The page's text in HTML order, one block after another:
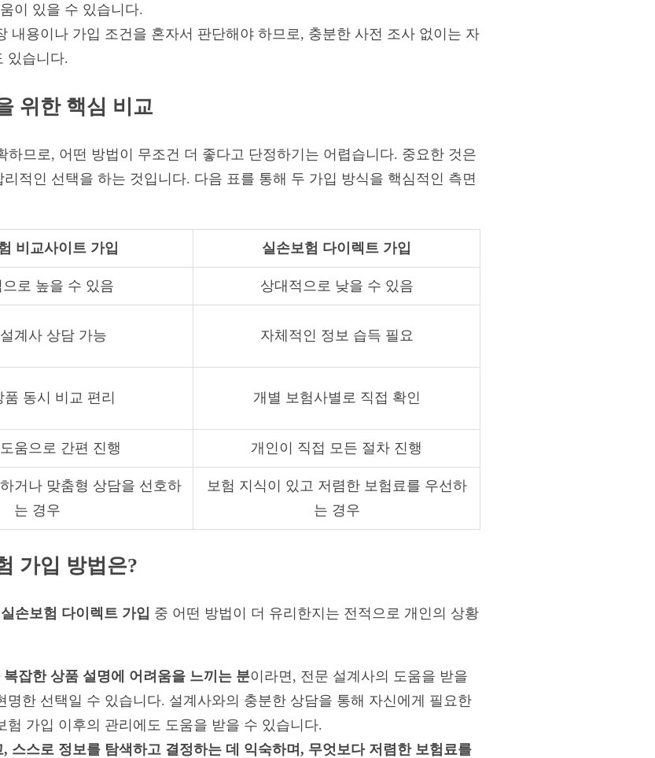
이 있을 수 있습니다.
내용이나 가입 조건을 혼자서 판단해야 하므로, 충분한 사전 조사 없이는 자
있습니다.
위한 핵심 비교
하므로, 어떤 방법이 무조건 더 좋다고 단정하기는 어렵습니다. 중요한 것은
적인 선택을 하는 것입니다. 다음 표를 통해 두 가입 방식을 핵심적인 측면
비교사이트 가입 실손보험 다이렉트 가입
으로 높을 수 있음 상대적으로 낮을 수 있음
계사 상담 가능 자체적인 정보 습득 필요
품 동시 비교 편리 개별 보험사별로 직접 확인
움으로 간편 진행 개인이 직접 모든 절차 진행
거나 맞춤형 상담을 선호하
는 경우
보험 지식이 있고 저렴한 보험료를 우선하
는 경우
가입 방법은?
실손보험 다이렉트 가입 중 어떤 방법이 더 유리한지는 전적으로 개인의 상황
잡한 상품 설명에 어려움을 느끼는 분이라면, 전문 설계사의 도움을 받을
명한 선택일 수 있습니다. 설계사와의 충분한 상담을 통해 자신에게 필요한
험 가입 이후의 관리에도 도움을 받을 수 있습니다.
스스로 정보를 탐색하고 결정하는 데 익숙하며, 무엇보다 저렴한 보험료를